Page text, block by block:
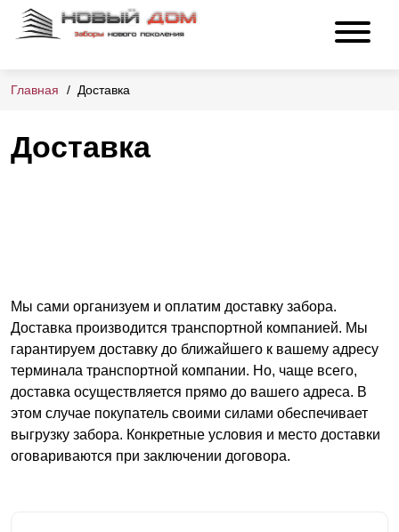
Главная Доставка
Доставка
Мы сами организуем и оплатим доставку забора.
Доставка производится транспортной компанией. Мы
гарантируем доставку до ближайшего к вашему адресу
терминала транспортной компании. Но, чаще всего,
доставка осуществляется прямо до вашего адреса. В
этом случае покупатель своими силами обеспечивает
выгрузку забора. Конкретные условия и место доставки
оговариваются при заключении договора.